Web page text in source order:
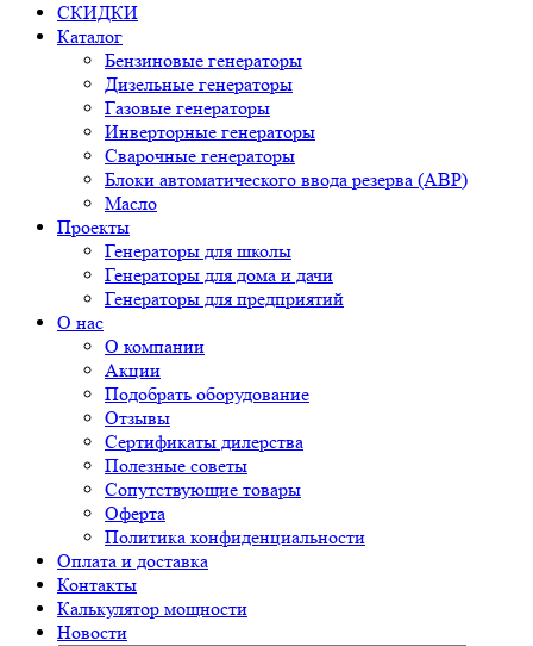
СКИДКИ
Каталог
Бензиновые генераторы
Дизельные генераторы
Газовые генераторы
Инверторные генераторы
Сварочные генераторы
Блоки автоматического ввода резерва (АВР)
Масло
Проекты
Генераторы для школы
Генераторы для дома и дачи
Генераторы для предприятий
О нас
О компании
Акции
Подобрать оборудование
Отзывы
Сертификаты дилерства
Полезные советы
Сопутствующие товары
Оферта
Политика конфиденциальности
Оплата и доставка
Контакты
Калькулятор мощности
Новости